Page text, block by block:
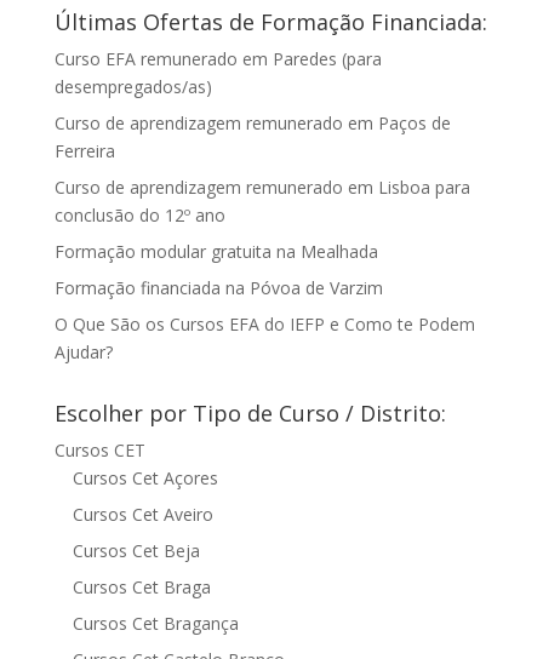
Últimas Ofertas de Formação Financiada:
Curso EFA remunerado em Paredes (para
desempregados/as)
Curso de aprendizagem remunerado em Paços de
Ferreira
Curso de aprendizagem remunerado em Lisboa para
conclusão do 12º ano
Formação modular gratuita na Mealhada
Formação financiada na Póvoa de Varzim
O Que São os Cursos EFA do IEFP e Como te Podem
Ajudar?
Escolher por Tipo de Curso / Distrito:
Cursos CET
Cursos Cet Açores
Cursos Cet Aveiro
Cursos Cet Beja
Cursos Cet Braga
Cursos Cet Bragança